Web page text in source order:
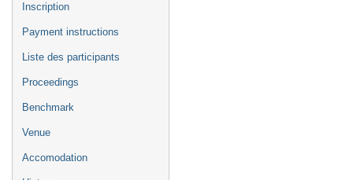
Inscription
Payment instructions
Liste des participants
Proceedings
Benchmark
Venue
Accomodation